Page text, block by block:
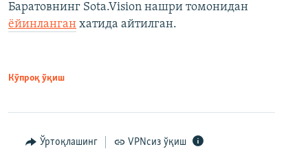
Баратовнинг Sota.Vision нашри томонидан
ёйинланган хатида айтилган.
Кўпроқ ўқиш
Ўртоқлашинг VPNсиз ўқиш